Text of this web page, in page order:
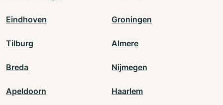
Eindhoven Groningen
Tilburg Almere
Breda Nijmegen
Apeldoorn Haarlem